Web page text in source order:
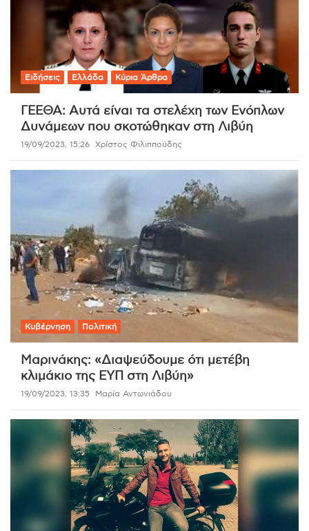
Ειδήσεις Ελλάδα Κύρια Άρθρα
ΓΕΕΘΑ: Αυτά είναι τα στελέχη των Ενόπλων
Δυνάμεων που σκοτώθηκαν στη Λιβύη
19/09/2023, 15:26 Χρίστος Φιλιππούδης
Κυβέρνηση Πολιτική
Μαρινάκης: «Διαψεύδουμε ότι μετέβη
κλιμάκιο της ΕΥΠ στη Λιβύη»
19/09/2023, 13:35 Μαρία Αντωνιάδου